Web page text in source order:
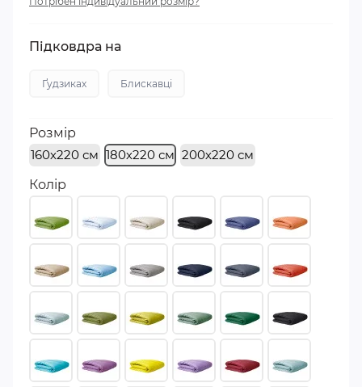
Підковдра на
Ґудзиках Блискавці
Розмір
160х220 см 180х220 см 200х220 см
Колір